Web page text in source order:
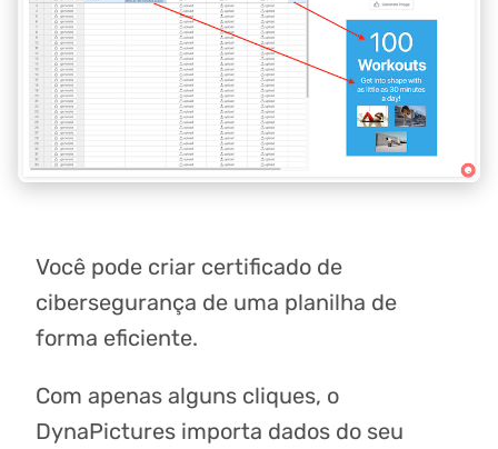
Você pode criar certificado de
cibersegurança de uma planilha de
forma eficiente.
Com apenas alguns cliques, o
DynaPictures importa dados do seu